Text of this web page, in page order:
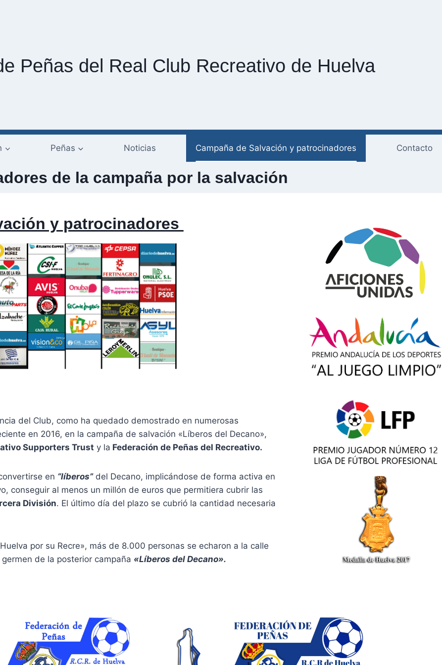
Peñas del Real Club Recreativo de Huelva
Peñas Noticias Campaña de Salvación y patrocinadores Contacto
de la campaña por la salvación
y patrocinadores
del Club, como ha quedado demostrado en numerosas
en 2016, en la campaña de salvación «Líberos del Decano»,
Supporters Trust y la Federación de Peñas del Recreativo.
en “líberos”del Decano, implicándose de forma activa en
conseguir al menos un millón de euros que permitiera cubrir las
División. El último día del plazo se cubrió la cantidad necesaria
por su Recre», más de 8.000 personas se echaron a la calle
de la posterior campaña «Líberos del Decano».